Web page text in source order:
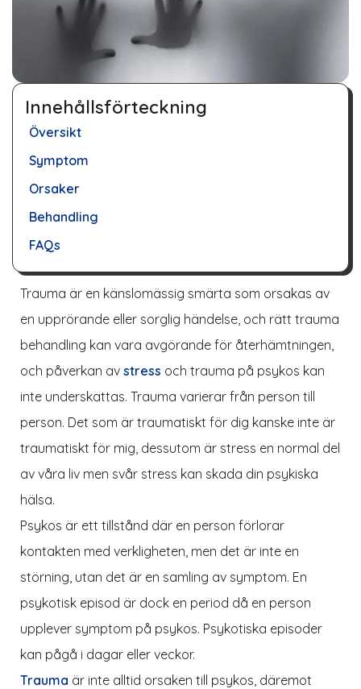
Innehållsförteckning
Översikt
Symptom
Orsaker
Behandling
FAQs
Trauma är en känslomässig smärta som orsakas av
en upprörande eller sorglig händelse, och rätt trauma
behandling kan vara avgörande för återhämtningen,
och påverkan av stress och trauma på psykos kan
inte underskattas. Trauma varierar från person till
person. Det som är traumatiskt för dig kanske inte är
traumatiskt för mig, dessutom är stress en normal del
av våra liv men svår stress kan skada din psykiska
hälsa.
Psykos är ett tillstånd där en person förlorar
kontakten med verkligheten, men det är inte en
störning, utan det är en samling av symptom. En
psykotisk episod är dock en period då en person
upplever symptom på psykos. Psykotiska episoder
kan pågå i dagar eller veckor.
Trauma är inte alltid orsaken till psykos, däremot